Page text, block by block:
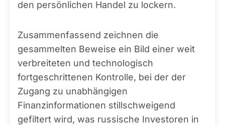
den persönlichen Handel zu lockern.
Zusammenfassend zeichnen die
gesammelten Beweise ein Bild einer weit
verbreiteten und technologisch
fortgeschrittenen Kontrolle, bei der der
Zugang zu unabhängigen
Finanzinformationen stillschweigend
gefiltert wird, was russische Investoren in